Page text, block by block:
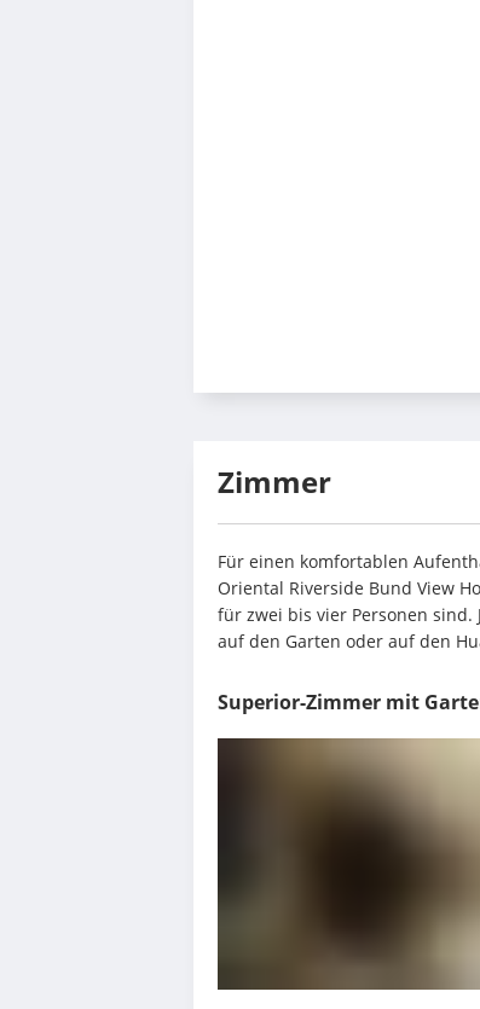
Zimmer
Für einen komfortablen
Oriental Riverside Bund View
für zwei bis vier Personen sind.
auf den Garten oder auf den
Superior-Zimmer mit